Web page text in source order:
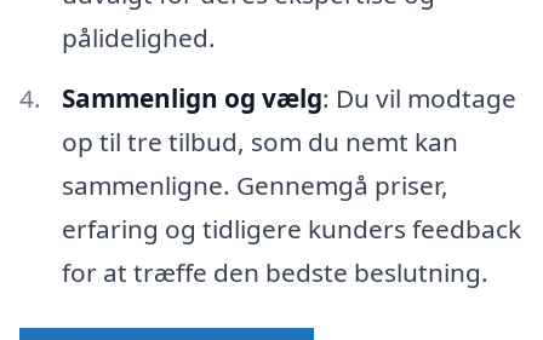
pålidelighed.
Sammenlign og vælg: Du vil modtage
op til tre tilbud, som du nemt kan
sammenligne. Gennemgå priser,
erfaring og tidligere kunders feedback
for at træffe den bedste beslutning.